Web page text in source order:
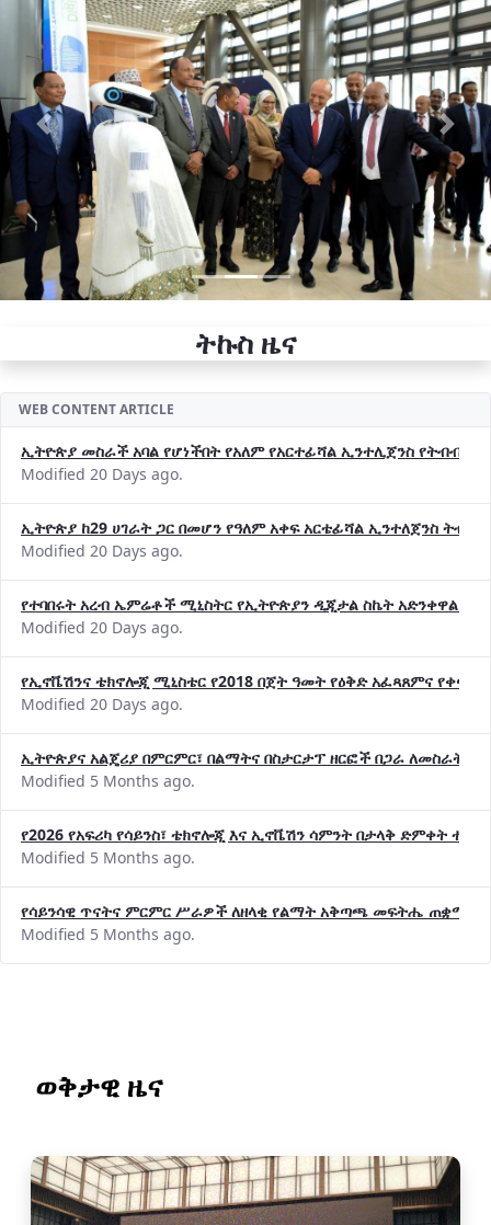
Previous Next
ትኩስ ዜና
WEB CONTENT ARTICLE
ኢትዮጵያ መስራች አባል የሆነችበት የአለም የአርተፊሻል ኢንተሊጀንስ የትብብር
Modified 20 Days ago.
ኢትዮጵያ ከ29 ሀገራት ጋር በመሆን የዓለም አቀፍ አርቴፊሻል ኢንተለጀንስ
Modified 20 Days ago.
የተባበሩት አረብ ኤምሬቶች ሚኒስትር የኢትዮጵያን ዲጂታል ስኬት አድንቀዋል
Modified 20 Days ago.
የኢኖቬሽንና ቴክኖሎጂ ሚኒስቴር የ2018 በጀት ዓመት የዕቅድ አፈጻጸምና
Modified 20 Days ago.
ኢትዮጵያና አልጄሪያ በምርምር፣ በልማትና በስታርታፕ ዘርፎች በጋራ ለመስራት
Modified 5 Months ago.
የ2026 የአፍሪካ የሳይንስ፣ ቴክኖሎጂ እና ኢኖቬሽን ሳምንት በታላቅ ድምቀት
Modified 5 Months ago.
የሳይንሳዊ ጥናትና ምርምር ሥራዎች ለዘላቂ የልማት አቅጣጫ መፍትሔ ጠቋሚ
Modified 5 Months ago.
ወቅታዊ ዜና